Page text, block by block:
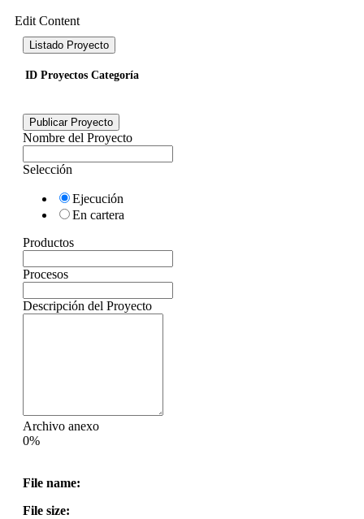
Edit Content
Listado Proyecto
ID Proyectos Categoría
Publicar Proyecto
Nombre del Proyecto
Selección
Ejecución
En cartera
Productos
Procesos
Descripción del Proyecto
Archivo anexo
0%
File name:
File size: